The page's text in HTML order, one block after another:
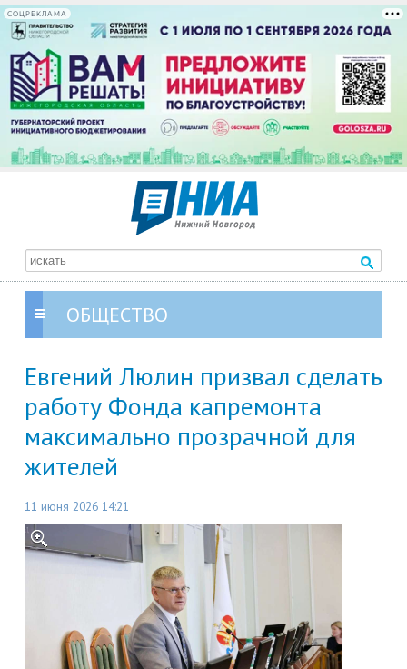
СОЦРЕКЛАМА
ОБЩЕСТВО
Евгений Люлин призвал сделать
работу Фонда капремонта
максимально прозрачной для
жителей
11 июня 2026 14:21